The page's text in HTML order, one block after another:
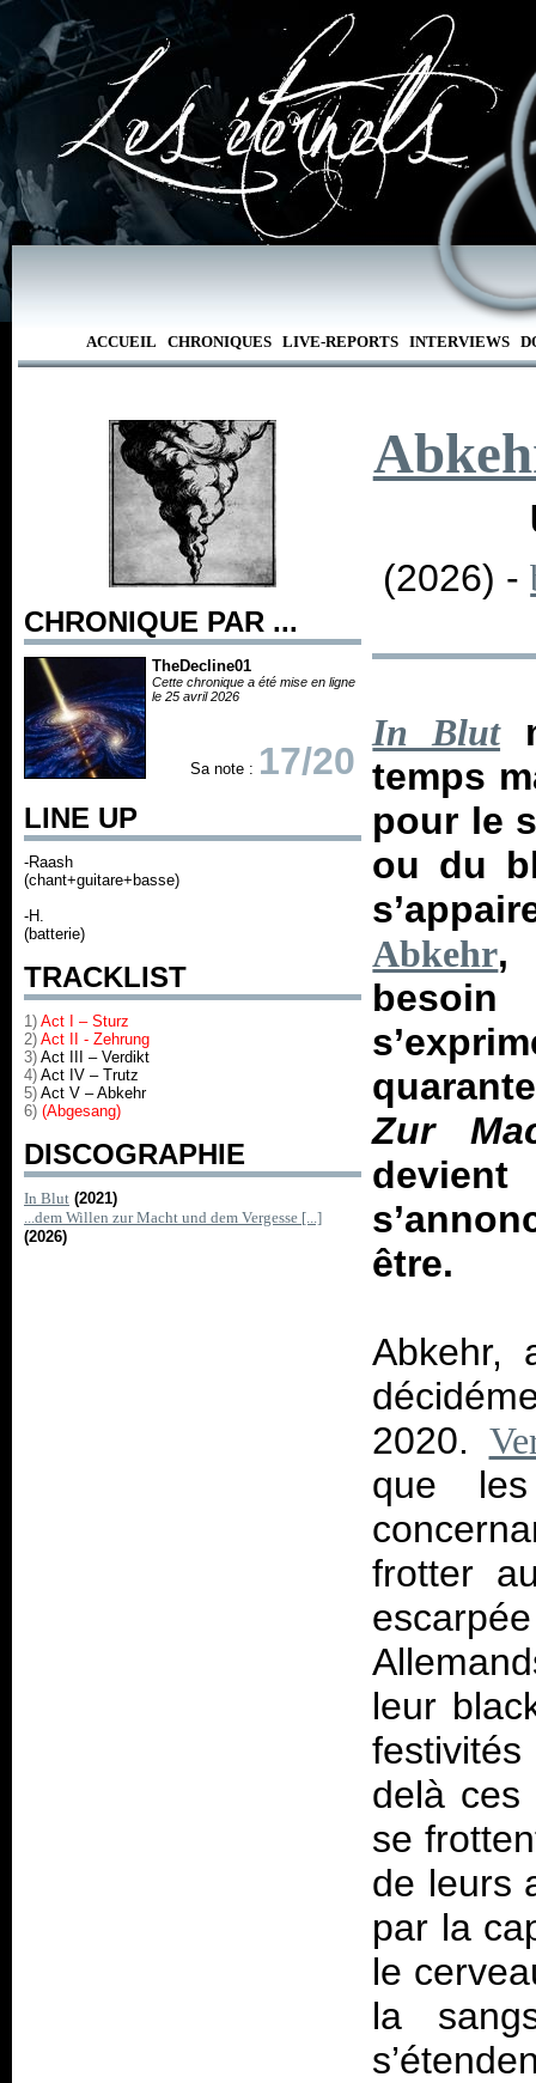
ACCUEIL CHRONIQUES LIVE-REPORTS INTERVIEWS
CHRONIQUE PAR ...
TheDecline01
Cette chronique a été mise en ligne
le 25 avril 2026
Sa note : 17/20
LINE UP
-Raash
(chant+guitare+basse)
-H.
(batterie)
TRACKLIST
1) Act I – Sturz
2) Act II - Zehrung
3) Act III – Verdikt
4) Act IV – Trutz
5) Act V – Abkehr
6) (Abgesang)
DISCOGRAPHIE
In Blut (2021)
...dem Willen zur Macht und dem Vergesse [...]
(2026)
(2026) -
In Blut
temps
pour le
ou du
Abkehr,
Zur
être.
Abkehr,
2020.
que
frotter
leur
delà ces
se
de leurs
par la
le
la